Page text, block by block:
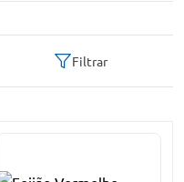
Filtrar